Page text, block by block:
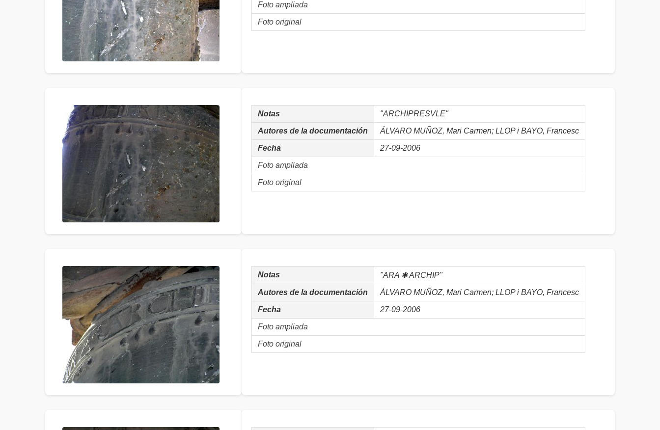
Foto ampliada
Foto original
Notas "ARCHIPRESVLE"
Autores de la documentación ÁLVARO MUÑOZ, Mari Carmen; LLOP i BAYO, Francesc
Fecha 27-09-2006
Foto ampliada
Foto original
Notas "ARA ✱ ARCHIP"
Autores de la documentación ÁLVARO MUÑOZ, Mari Carmen; LLOP i BAYO, Francesc
Fecha 27-09-2006
Foto ampliada
Foto original